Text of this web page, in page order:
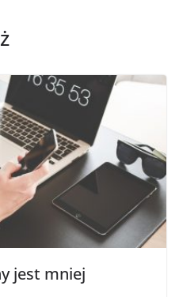
jest mniej